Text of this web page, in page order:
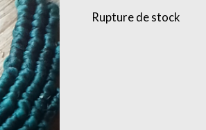
Rupture de stock